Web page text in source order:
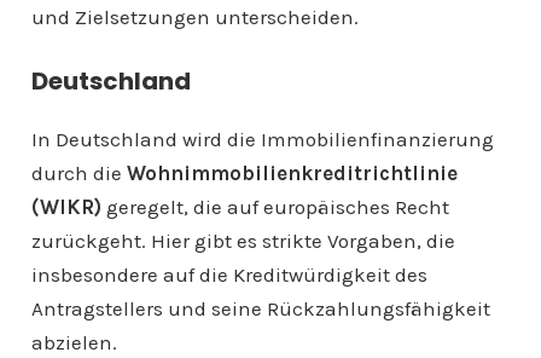
und Zielsetzungen unterscheiden.
Deutschland
In Deutschland wird die Immobilienfinanzierung
durch die Wohnimmobilienkreditrichtlinie
(WIKR) geregelt, die auf europäisches Recht
zurückgeht. Hier gibt es strikte Vorgaben, die
insbesondere auf die Kreditwürdigkeit des
Antragstellers und seine Rückzahlungsfähigkeit
abzielen.